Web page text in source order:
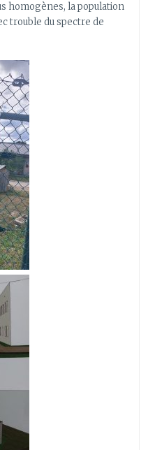
homogènes, la population
trouble du spectre de